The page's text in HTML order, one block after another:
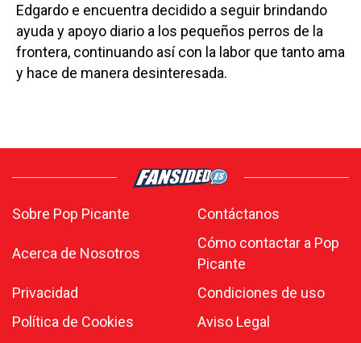
Edgardo e encuentra decidido a seguir brindando
ayuda y apoyo diario a los pequeños perros de la
frontera, continuando así con la labor que tanto ama
y hace de manera desinteresada.
Sobre Pop Picante Contáctanos
Acerca de Nosotros
Cómo contactar a Pop
Picante
Privacidad
Condiciones de uso
Política de Cookies
Aviso Legal